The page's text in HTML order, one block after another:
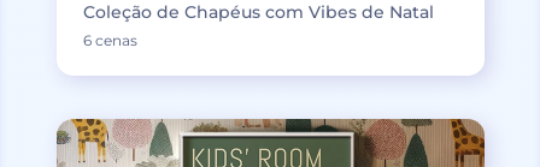
Coleção de Chapéus com Vibes de Natal
6 cenas